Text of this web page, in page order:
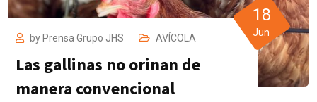
by Prensa Grupo JHS AVÍCOLA
Las gallinas no orinan de
manera convencional
18
Jun